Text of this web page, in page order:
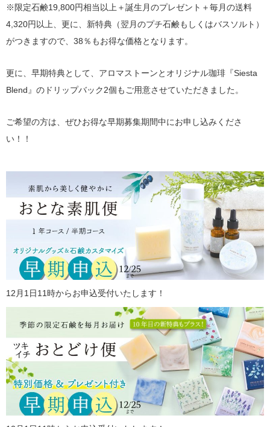
※限定石鹸19,800円相当以上＋誕生月のプレゼント＋毎月の送料
4,320円以上、更に、新特典（翌月のプチ石鹸もしくはバスソルト）
がつきますので、38％もお得な価格となります。
更に、早期特典として、アロマストーンとオリジナル珈琲『Siesta
Blend』のドリップバック2個もご用意させていただきました。
ご希望の方は、ぜひお得な早期募集期間中にお申し込みくださ
い！！
12月1日11時からお申込受付いたします！